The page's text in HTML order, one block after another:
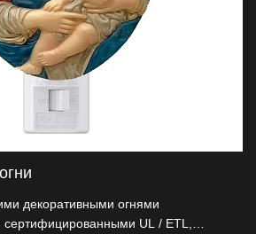
декоративными огнями
сертифицированными UL / ETL,